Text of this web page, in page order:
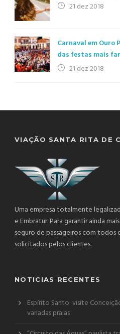
21 dez 2018
Carnaval em Ouro
das festas mais
21 dez 2018
VIAÇÃO SANTA RITA DE
Uma empresa totalmente
e Embratur. Para garantir ainda
seguro de passageiros com
solicitados pelos clientes.
NOTICIAS RECENTES
Espírito Santo: visite
variadas praias